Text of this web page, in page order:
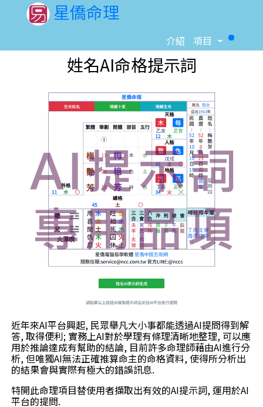
星僑命理
介紹 項目 Toggle
姓名AI命格提示詞
近年來AI平台興起, 民眾舉凡大小事都能透過AI提問得到解
答, 取得便利; 實務上AI對於學理有條理清晰地整理, 可以應
用於推論達成有幫助的結論, 目前許多命理師藉由AI進行分
析, 但唯獨AI無法正確推算命主的命格資料, 使得所分析出
的結果會與實際有極大的錯誤訊息.
特開此命理項目替使用者擷取出有效的AI提示詞, 運用於AI
平台的提問.